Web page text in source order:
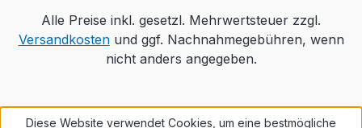
Alle Preise inkl. gesetzl. Mehrwertsteuer zzgl.
Versandkostenund ggf. Nachnahmegebühren, wenn
nicht anders angegeben.
Diese Website verwendet Cookies, um eine bestmögliche